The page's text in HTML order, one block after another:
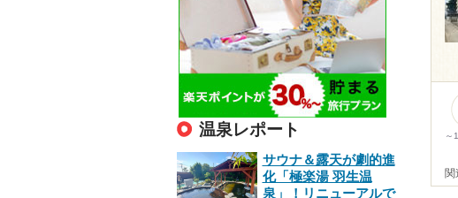
～
関
温泉レポート
サウナ＆露天が劇的進
化「極楽湯 羽生温
泉」！リニューアルで